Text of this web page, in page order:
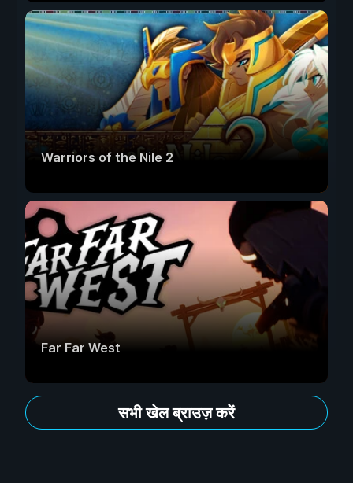
Warriors of the Nile 2
Far Far West
सभी खेल ब्राउज़ करें